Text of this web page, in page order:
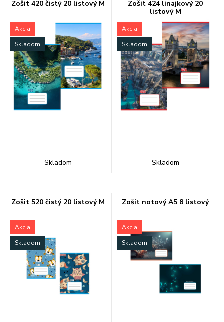
Zošit 420 čistý 20 listový M
Akcia
Skladom
Skladom
Zošit 424 linajkový 20
listový M
Akcia
Skladom
Skladom
Zošit 520 čistý 20 listový M
Akcia
Skladom
Zošit notový A5 8 listový
Akcia
Skladom